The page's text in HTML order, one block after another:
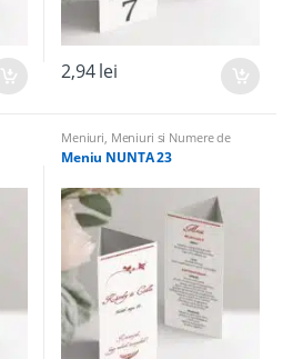
2,94lei
Meniuri Meniuri si Numere de
masa
Meniu NUNTA 23